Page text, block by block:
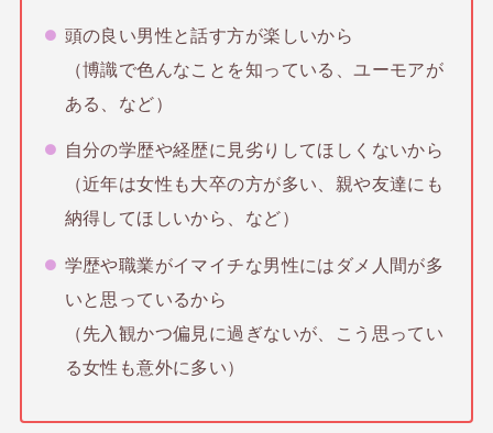
頭の良い男性と話す方が楽しいから
（博識で色んなことを知っている、ユーモアが
ある、など）
自分の学歴や経歴に見劣りしてほしくないから
（近年は女性も大卒の方が多い、親や友達にも
納得してほしいから、など）
学歴や職業がイマイチな男性にはダメ人間が多
いと思っているから
（先入観かつ偏見に過ぎないが、こう思ってい
る女性も意外に多い）